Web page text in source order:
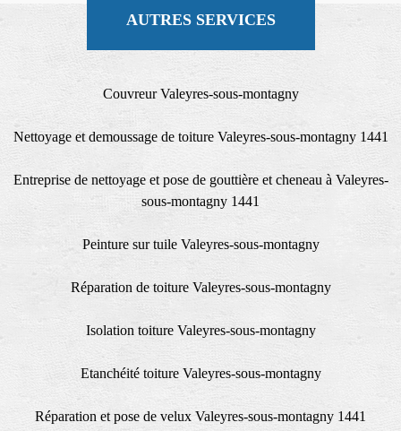
AUTRES SERVICES
Couvreur Valeyres-sous-montagny
Nettoyage et demoussage de toiture Valeyres-sous-montagny 1441
Entreprise de nettoyage et pose de gouttière et cheneau à Valeyres-
sous-montagny 1441
Peinture sur tuile Valeyres-sous-montagny
Réparation de toiture Valeyres-sous-montagny
Isolation toiture Valeyres-sous-montagny
Etanchéité toiture Valeyres-sous-montagny
Réparation et pose de velux Valeyres-sous-montagny 1441